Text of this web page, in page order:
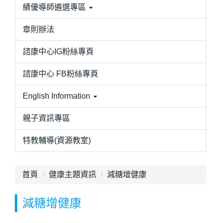
績優導師遴選專區
章則辦法
諮康中心IG粉絲專頁
諮康中心 FB粉絲專頁
English Information
親子資訊專區
特教輔導(資源教室)
首頁 健康主題資訊 減糖增健康
減糖增健康